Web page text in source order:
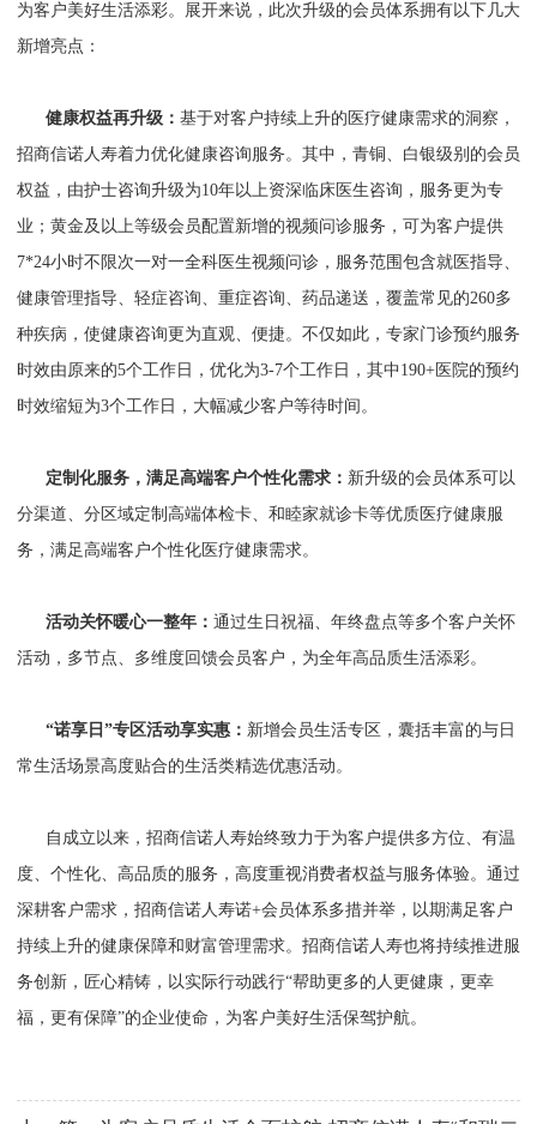
为客户美好生活添彩。展开来说，此次升级的会员体系拥有以下几大
新增亮点：
健康权益再升级： 基于对客户持续上升的医疗健康需求的洞察，
招商信诺人寿着力优化健康咨询服务。其中，青铜、白银级别的会员
权益，由护士咨询升级为10年以上资深临床医生咨询，服务更为专
业；黄金及以上等级会员配置新增的视频问诊服务，可为客户提供
7*24小时不限次一对一全科医生视频问诊，服务范围包含就医指导、
健康管理指导、轻症咨询、重症咨询、药品递送，覆盖常见的260多
种疾病，使健康咨询更为直观、便捷。不仅如此，专家门诊预约服务
时效由原来的5个工作日，优化为3-7个工作日，其中190+医院的预约
时效缩短为3个工作日，大幅减少客户等待时间。
定制化服务，满足高端客户个性化需求： 新升级的会员体系可以
分渠道、分区域定制高端体检卡、和睦家就诊卡等优质医疗健康服
务，满足高端客户个性化医疗健康需求。
活动关怀暖心一整年： 通过生日祝福、年终盘点等多个客户关怀
活动，多节点、多维度回馈会员客户，为全年高品质生活添彩。
“诺享日”专区活动享实惠： 新增会员生活专区，囊括丰富的与日
常生活场景高度贴合的生活类精选优惠活动。
自成立以来，招商信诺人寿始终致力于为客户提供多方位、有温
度、个性化、高品质的服务，高度重视消费者权益与服务体验。通过
深耕客户需求，招商信诺人寿诺+会员体系多措并举，以期满足客户
持续上升的健康保障和财富管理需求。招商信诺人寿也将持续推进服
务创新，匠心精铸，以实际行动践行“帮助更多的人更健康，更幸
福，更有保障”的企业使命，为客户美好生活保驾护航。